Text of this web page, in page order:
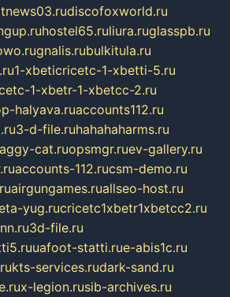
discofoxworld.ru
hostel65.ruliura.ruglasspb.ru
gnalis.rubulkitula.ru
1-xbeticricetc-1-xbetti-5.ru
1-xbetr-1-xbetcc-2.ru
halyava.ruaccounts112.ru
3-d-file.ruhahahaharms.ru
cat.ruopsmgr.ruev-gallery.ru
accounts-112.rucsm-demo.ru
airgungames.ruallseo-host.ru
yug.rucricetc1xbetr1xbetcc2.ru
3d-file.ru
uafoot-statti.rue-abis1c.ru
kts-services.rudark-sand.ru
x-legion.rusib-archives.ru